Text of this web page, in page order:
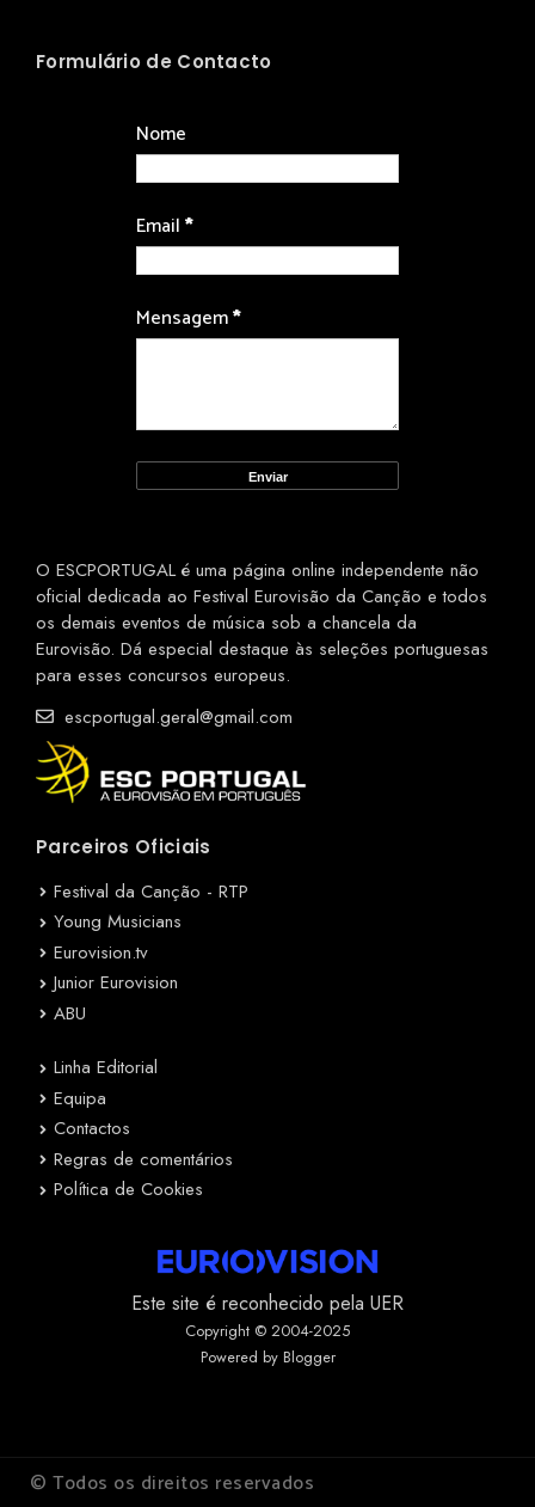
Formulário de Contacto
Nome
Email*
Mensagem*
O ESCPORTUGAL é uma página online independente não
oficial dedicada ao Festival Eurovisão da Canção e todos
os demais eventos de música sob a chancela da
Eurovisão. Dá especial destaque às seleções portuguesas
para esses concursos europeus.
escportugal.geral@gmail.com
Parceiros Oficiais
Festival da Canção - RTP
Young Musicians
Eurovision.tv
Junior Eurovision
ABU
Linha Editorial
Equipa
Contactos
Regras de comentários
Política de Cookies
Este site é reconhecido pela UER
Copyright © 2004-2025
Powered by Blogger
© Todos os direitos reservados